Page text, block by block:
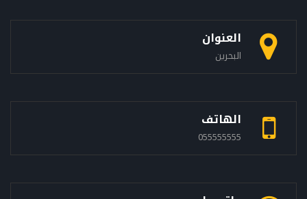
العنوان
البحرين
الهاتف
055555555